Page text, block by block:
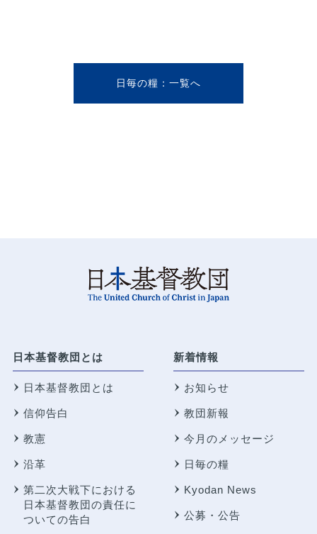
日毎の糧
日本基督教団とは
日本基督教団とは
信仰告白
教憲
沿革
第二次大戦下における
日本基督教団の責任に
ついての告白
新着情報
お知らせ
教団新報
今月のメッセージ
日毎の糧
Kyodan News
公募・公告